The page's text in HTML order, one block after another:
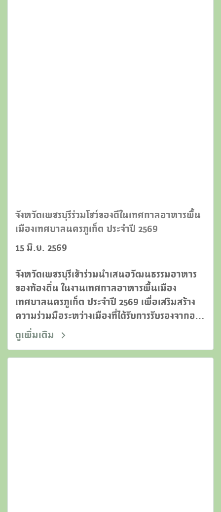
จังหวัดเพชรบุรีร่วมโชว์ของดีในเทศกาลอาหารพื้น
เมืองเทศบาลนครภูเก็ต ประจำปี 2569
15 มิ.ย. 2569
จังหวัดเพชรบุรีเข้าร่วมนำเสนอวัฒนธรรมอาหาร
ของท้องถิ่น ในงานเทศกาลอาหารพื้นเมือง
เทศบาลนครภูเก็ต ประจำปี 2569 เพื่อเสริมสร้าง
ความร่วมมือระหว่างเมืองที่ได้รับการรับรองจากองค์
การยูเนสโกในฐานะเมืองแห่งวิทยาการอาหารของ
ประเทศไทย
ดูเพิ่มเติม